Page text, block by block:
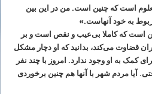
است که چنین است. من در این بین
به خود آنهاست.»
است که کاملا بی‌عیب و نقص است و بر
قضاوت می‌کند، بدانید که او دچار مشکل
کمک به او وجود ندارد. امروز با چند نفر
آیا مردم شهر با آنها هم چنین برخوردی